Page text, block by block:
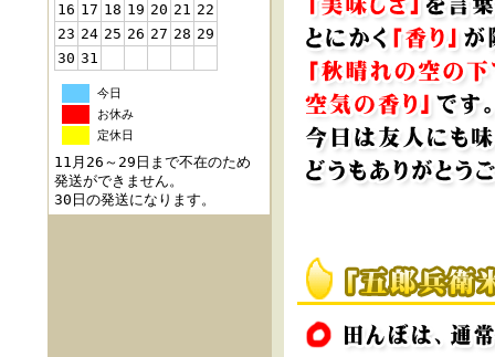
16 17 18 19 20 21 22
23 24 25 26 27 28 29
30 31
今日
お休み
定休日
11月26～29日まで不在のため
発送ができません。
30日の発送になります。